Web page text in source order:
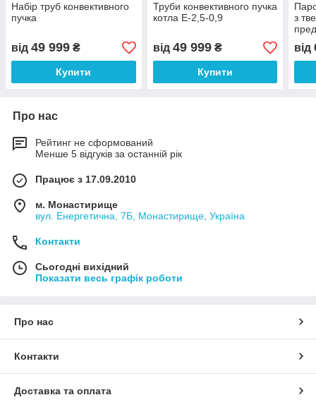
Набір труб конвективного
пучка
від 49 999 ₴
Купити
Труби конвективного пучка
котла Е-2,5-0,9
від 49 999₴
Купити
з
від
Про нас
Рейтинг не сформований
Менше 5 відгуків за останній рік
Працює з 17.09.2010
м. Монастирище
вул. Енергетична, 7Б, Монастирище, Україна
Контакти
Сьогодні вихідний
Показати весь графік роботи
Про нас
Контакти
Доставка та оплата